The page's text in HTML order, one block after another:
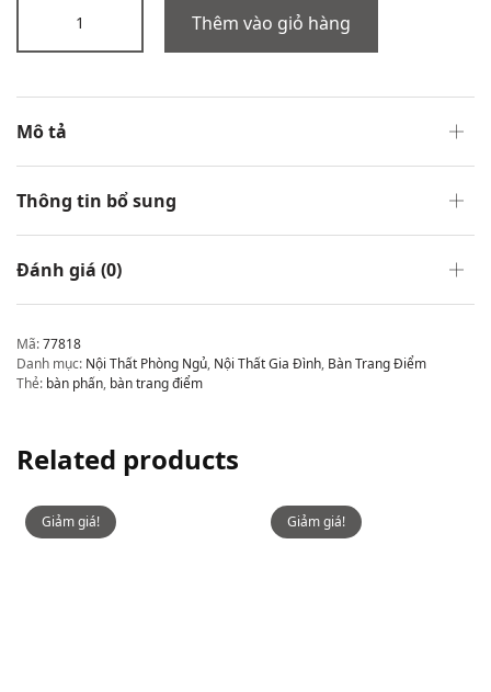
Thêm vào giỏ hàng
Mô tả
Thông tin bổ sung
Đánh giá (0)
Mã:77818
Danh mục: Nội Thất Phòng Ngủ, Nội Thất Gia Đình, Bàn Trang Điểm
Thẻ: bàn phấn, bàn trang điểm
Related products
Giảm giá! Giảm giá!